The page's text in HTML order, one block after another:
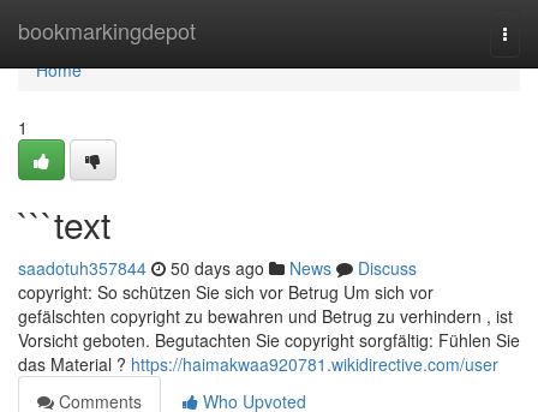
bookmarkingdepot
Home
Home
1
```text
saadotuh357844 50 days ago News
Discuss
copyright: So schützen Sie sich vor Betrug Um sich vor
gefälschten copyright zu bewahren und Betrug zu verhindern , ist
Vorsicht geboten. Begutachten Sie copyright sorgfältig: Fühlen Sie
das Material ? https://haimakwaa920781.wikidirective.com/user
Comments
Who Upvoted